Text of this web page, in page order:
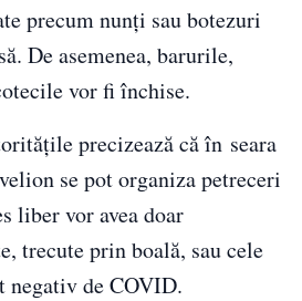
precum nunți sau botezuri
De asemenea, barurile,
vor fi închise.
precizează că în seara
se pot organiza petreceri
liber vor avea doar
trecute prin boală, sau cele
negativ de COVID.